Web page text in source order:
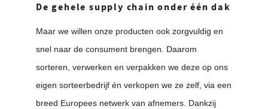
De gehele supply chain onder één dak
Maar we willen onze producten ook zorgvuldig en
snel naar de consument brengen. Daarom
sorteren, verwerken en verpakken we deze op ons
eigen sorteerbedrijf én verkopen we ze zelf, via een
breed Europees netwerk van afnemers. Dankzij